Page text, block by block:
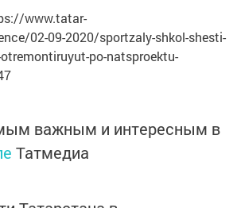
02-09-2020/sportzaly-shkol-shesti-
po-natsproektu-
Татмедиа
Татарстана в